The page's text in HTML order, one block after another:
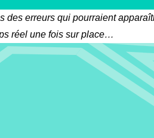
des erreurs qui pourraient
réel une fois sur place…